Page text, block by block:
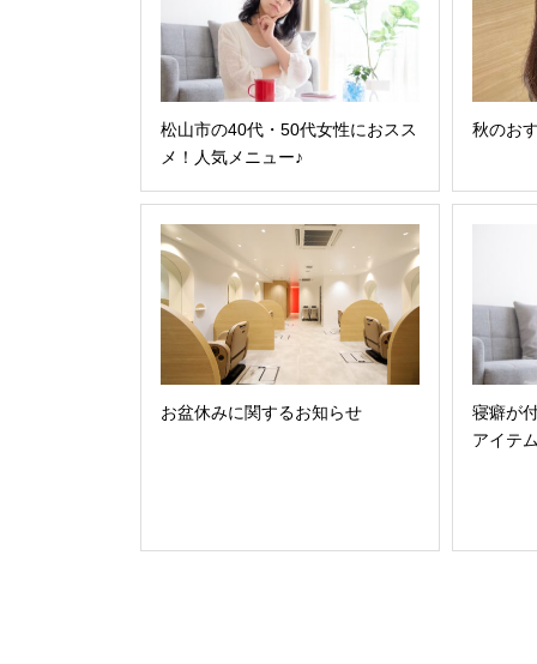
松山市の40代・50代女性におスス
メ！人気メニュー♪
秋のお
お盆休みに関するお知らせ
寝癖が
アイテ